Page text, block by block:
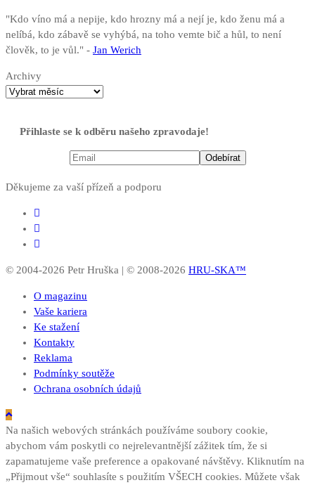
"Kdo víno má a nepije, kdo hrozny má a nejí je, kdo ženu má a
nelíbá, kdo zábavě se vyhýbá, na toho vemte bič a hůl, to není
člověk, to je vůl." - Jan Werich
Archivy
Přihlaste se k odběru našeho zpravodaje!
Děkujeme za vaší přízeň a podporu
© 2004-2026 Petr Hruška | © 2008-2026 HRU-SKA™
O magazinu
Vaše kariera
Ke stažení
Kontakty
Reklama
Podmínky soutěže
Ochrana osobních údajů
Na našich webových stránkách používáme soubory cookie,
abychom vám poskytli co nejrelevantnější zážitek tím, že si
zapamatujeme vaše preference a opakované návštěvy. Kliknutím na
„Přijmout vše“ souhlasíte s použitím VŠECH cookies. Můžete však